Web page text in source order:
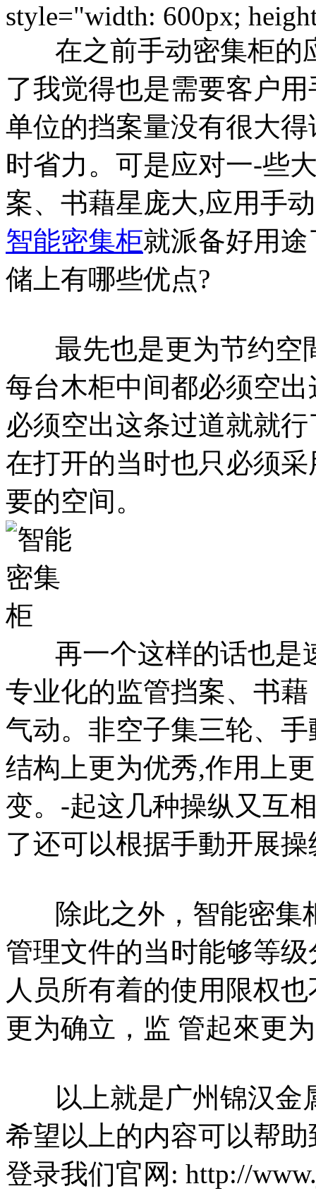
style="width: 600px;
在之前手动密集柜的
了我觉得也是需要客户
单位的挡案量没有很大
时省力。可是应对一-些
案、书藉星庞大,应用手
智能密集柜就派备好用
储上有哪些优点?
最先也是更为节约空
每台木柜中间都必须空
必须空出这条过道就就
在打开的当时也只必须
要的空间。
再一个这样的话也是
专业化的监管挡案、书
气动。非空子集三轮、
结构上更为优秀,作用上
变。-起这几种操纵又互
了还可以根据手動开展操
除此之外，智能密集
管理文件的当时能够等
人员所有着的使用限权
更为确立，监 管起來更
以上就是广州锦汉金
希望以上的内容可以帮
登录我们官网: http://